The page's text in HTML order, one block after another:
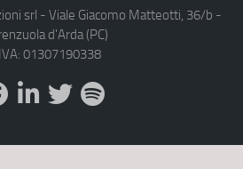
srl - Viale Giacomo Matteotti, 36/b -
d'Arda (PC)
01307190338